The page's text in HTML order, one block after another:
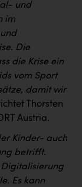
und
im
Die
die Krise ein
vom Sport
damit wir
Thorsten
Austria.
Kinder- auch
betrifft.
Es kann